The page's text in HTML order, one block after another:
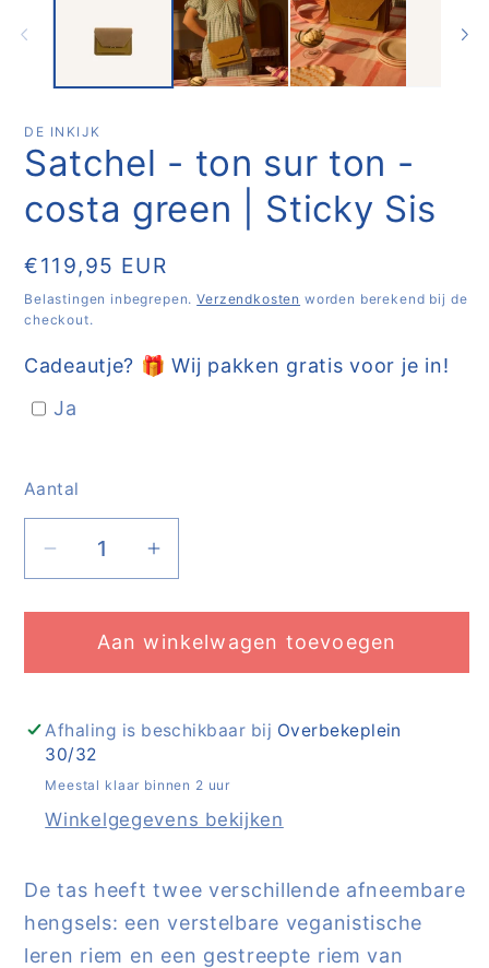
DE INKIJK
Satchel - ton sur ton -
costa green | Sticky Sis
Normale
prijs
€119,95 EUR
Belastingen inbegrepen.Verzendkosten worden berekend bij de
checkout.
Cadeautje? 🎁 Wij pakken gratis voor je in!
Ja
Aantal
Aantal
Aantal
verlagen
voor
Satchel
-
sur
ton
-
costa
Sticky
Sis
Aantal
verhogen
voor
Satchel
-
sur
-
costa
Sticky
Sis
Aan winkelwagen toevoegen
Afhaling is beschikbaar bij Overbekeplein
30/32
Meestal klaar binnen 2 uur
Winkelgegevens bekijken
De tas heeft twee verschillende afneembare
hengsels: een verstelbare veganistische
leren riem en een gestreepte riem van